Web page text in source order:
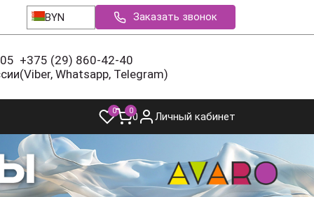
BYN Заказать звонок
+375 (29) 860-42-40
(Viber, Whatsapp, Telegram)
0 00 Личный кабинет